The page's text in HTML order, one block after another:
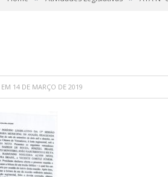
EM 14 DE MARÇO DE 2019